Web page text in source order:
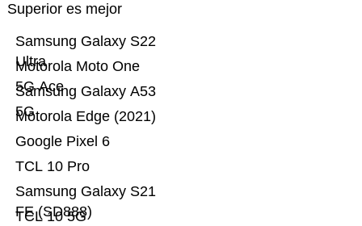
Superior es mejor
TCL 10 5G
Samsung Galaxy S21
FE (SD888)
TCL 10 Pro
Google Pixel 6
Motorola Edge (2021)
Samsung Galaxy A53
5G
Motorola Moto One
5G Ace
Samsung Galaxy S22
Ultra